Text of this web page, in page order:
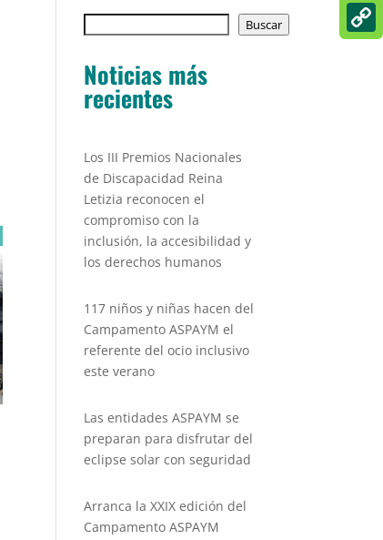
Buscar
Noticias más
recientes
Los III Premios Nacionales
de Discapacidad Reina
Letizia reconocen el
compromiso con la
inclusión, la accesibilidad y
los derechos humanos
117 niños y niñas hacen del
Campamento ASPAYM el
referente del ocio inclusivo
este verano
Las entidades ASPAYM se
preparan para disfrutar del
eclipse solar con seguridad
Arranca la XXIX edición del
Campamento ASPAYM